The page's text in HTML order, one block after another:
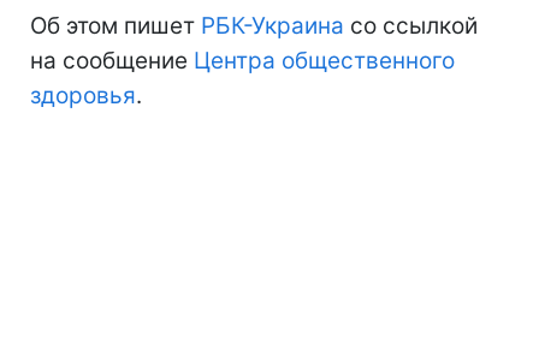
Об этом пишет РБК-Украина со ссылкой
на сообщение Центра общественного
здоровья.